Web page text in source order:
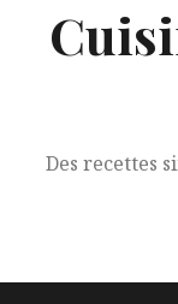
Des recettes